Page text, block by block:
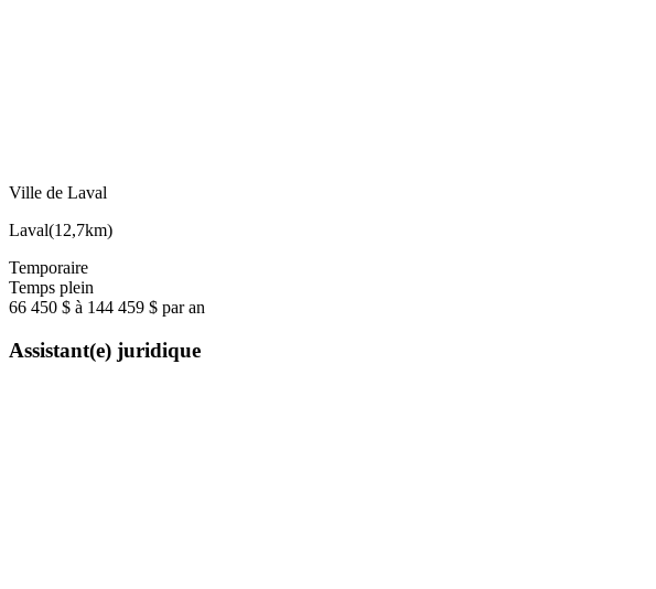
Ville de Laval
Laval(12,7km)
Temporaire
Temps plein
66 450 $ à 144 459 $ par an
Assistant(e) juridique